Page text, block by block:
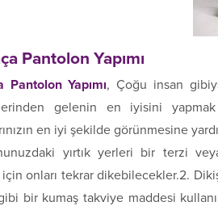
Pantolon Yapımı
Pantolon Yapımı, Çoğu insan
gelenin en iyisini yapmak
en iyi şekilde görünmesine
yırtık yerleri bir terzi
onları tekrar dikebilecekler.2.
bir kumaş takviye maddesi